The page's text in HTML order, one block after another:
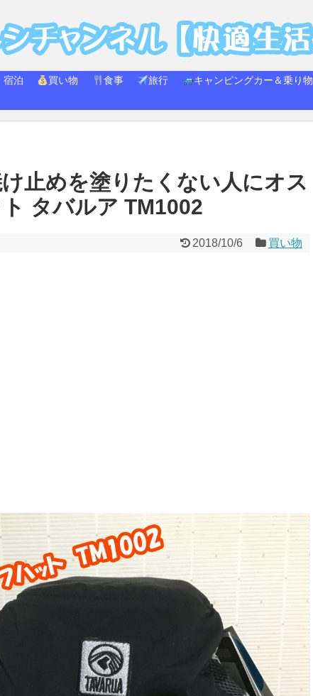
泊 買い物 食事 旅行 キャンピングカー＆乗り物
止めを塗りたくない人にオス
タバルア TM1002
2018/10/6 買い物